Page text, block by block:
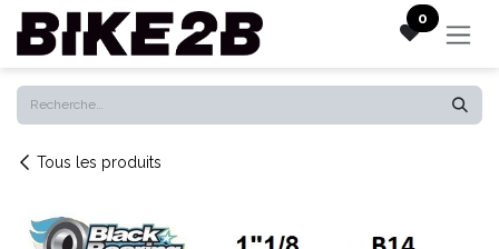
Se rendre au contenu 0
Tous les produits